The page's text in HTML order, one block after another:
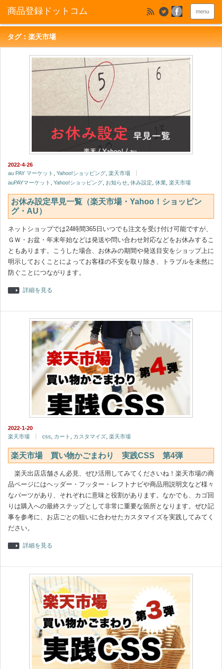
menu
タグ：楽天市場
2022-4-26
au PAY マーケット
Yahoo!ショッピング 楽天市場
auPAYマーケット
Yahoo!ショッピング お知らせ 休み設定 休業 楽天市場
お休み設定早見一覧（楽天市場・Yahoo！ショッピン
グ・AU）
ネットショップでは24時間365日いつでも注文を受け付け可能ですが、
ＧＷ・お盆・年末年始などは発送や問い合わせ対応などをお休みするこ
ともあります。こうした場合、お休みの期間や発送目安をショップ上に
明示しておくことによってお客様の不安を取り除き、トラブルを未然に
防ぐことにつながります。
詳細を見る
2022-1-20
楽天市場
css カート カスタマイズ 楽天市場
楽天市場 買い物かごまわり 実践CSS 第4弾
楽天出店店舗さん必見、ぜひ活用してみてくださいね！楽天市場の商
品ページにはヘッダー・フッター・レフトナビや商品用説明文など様々
なパーツがあり、それぞれに意味と役割があります。なかでも、カゴ回
りは購入への最終ステップとして非常に重要な箇所となります。ぜひ記
事を参考に、お店ごとの狙いに合わせたカスタマイズを実践してみてく
ださい。
詳細を見る